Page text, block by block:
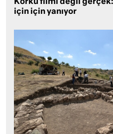
Korku filmi değil gerçek:
için için yanıyor